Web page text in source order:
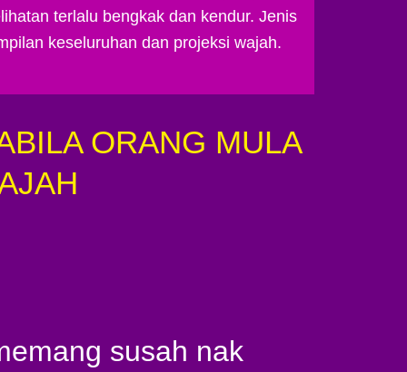
terlalu bengkak dan kendur. Jenis
keseluruhan dan projeksi wajah.
ORANG MULA
susah nak